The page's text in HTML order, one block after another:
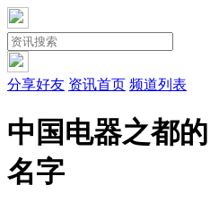
分享好友 资讯首页 频道列表
中国电器之都
名字